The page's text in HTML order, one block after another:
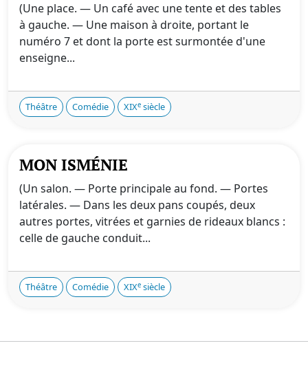
(Une place. — Un café avec une tente et des tables
à gauche. — Une maison à droite, portant le
numéro 7 et dont la porte est surmontée d'une
enseigne...
Théâtre Comédie XIXe siècle
MON ISMÉNIE
(Un salon. — Porte principale au fond. — Portes
latérales. — Dans les deux pans coupés, deux
autres portes, vitrées et garnies de rideaux blancs :
celle de gauche conduit...
Théâtre Comédie XIXe siècle